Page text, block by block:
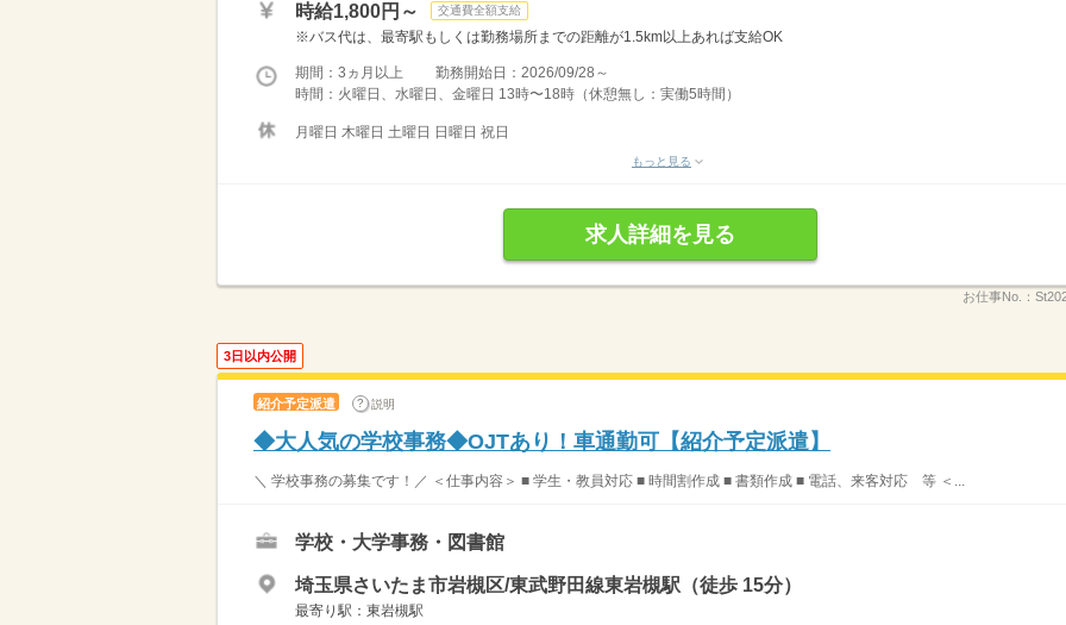
時給1,800円～ 交通費全額支給
※バス代は、最寄駅もしくは勤務場所までの距離が1.5km以上あれば支給OK
期間：3ヵ月以上 勤務開始日：2026/09/28～
時間：火曜日、水曜日、金曜日 13時〜18時（休憩無し：実働5時間）
月曜日 木曜日 土曜日 日曜日 祝日
もっと見る
求人詳細を見る
お仕事No.：
3日以内公開
紹介予定派遣 説明
◆大人気の学校事務◆OJTあり！車通勤可【紹介予定派遣】
＼ 学校事務の募集です！／ ＜仕事内容＞ ■ 学生・教員対応 ■ 時間割作成 ■ 書類作成 ■ 電話、来客対応 等 ＜...
学校・大学事務・図書館
埼玉県さいたま市岩槻区/東武野田線東岩槻駅（徒歩 15分）
最寄り駅：東岩槻駅